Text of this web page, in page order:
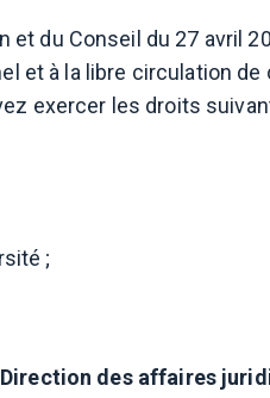
du Conseil du 27 avril
et à la libre circulation
exercer les droits
;
des affaires